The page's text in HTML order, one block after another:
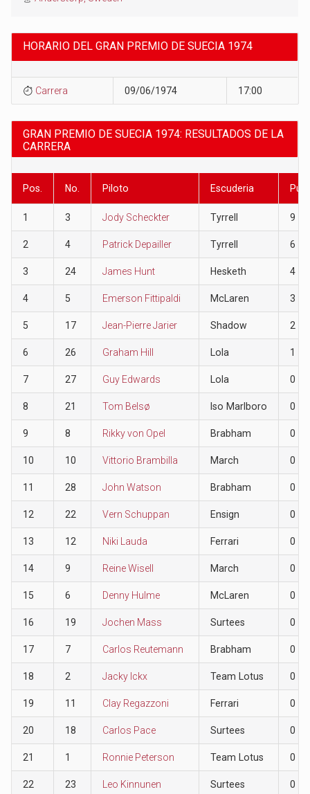
HORARIO DEL GRAN PREMIO DE SUECIA 1974
Carrera 09/06/1974 17:00
GRAN PREMIO DE SUECIA 1974: RESULTADOS DE LA
CARRERA
Pos. No. Piloto Escuderia
1 3 Jody Scheckter Tyrrell 9
2 4 Patrick Depailler Tyrrell 6
3 24 James Hunt Hesketh 4
4 5 Emerson Fittipaldi McLaren 3
5 17 Jean-Pierre Jarier Shadow 2
6 26 Graham Hill Lola 1
7 27 Guy Edwards Lola 0
8 21 Tom Belsø Iso Marlboro 0
9 8 Rikky von Opel Brabham 0
10 10 Vittorio Brambilla March 0
11 28 John Watson Brabham 0
12 22 Vern Schuppan Ensign 0
13 12 Niki Lauda Ferrari 0
14 9 Reine Wisell March 0
15 6 Denny Hulme McLaren 0
16 19 Jochen Mass Surtees 0
17 7 Carlos Reutemann Brabham 0
18 2 Jacky Ickx Team Lotus 0
19 11 Clay Regazzoni Ferrari 0
20 18 Carlos Pace Surtees 0
21 1 Ronnie Peterson Team Lotus 0
22 23 Leo Kinnunen Surtees 0